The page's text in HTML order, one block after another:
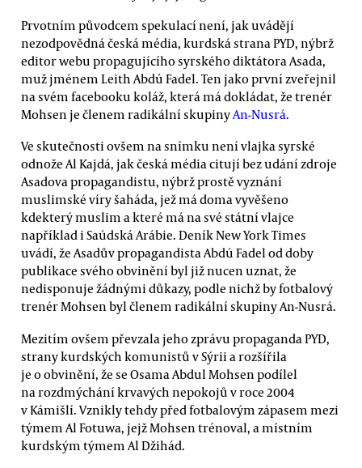
Prvotním původcem spekulací není, jak uvádějí
nezodpovědná česká média, kurdská strana PYD, nýbrž
editor webu propagujícího syrského diktátora Asada,
muž jménem Leith Abdú Fadel. Ten jako první zveřejnil
na svém facebooku koláž, která má dokládat, že trenér
Mohsen je členem radikální skupinyAn-Nusrá.
Ve skutečnosti ovšem na snímku není vlajka syrské
odnože Al Kajdá, jak česká média citují bez udání zdroje
Asadova propagandistu, nýbrž prostě vyznání
muslimské víry šaháda, jež má doma vyvěšeno
kdekterý muslim a které má na své státní vlajce
například i Saúdská Arábie. Deník New York Times
uvádí, že Asadův propagandista Abdú Fadel od doby
publikace svého obvinění byl již nucen uznat, že
nedisponuje žádnými důkazy, podle nichž by fotbalový
trenér Mohsen byl členem radikální skupiny An-Nusrá.
Mezitím ovšem převzala jeho zprávu propaganda PYD,
strany kurdských komunistů v Sýrii a rozšířila
je o obvinění, že se Osama Abdul Mohsen podílel
na rozdmýchání krvavých nepokojů v roce 2004
v Kámišlí. Vznikly tehdy před fotbalovým zápasem mezi
týmem Al Fotuwa, jejž Mohsen trénoval, a místním
kurdským týmem Al Džihád.